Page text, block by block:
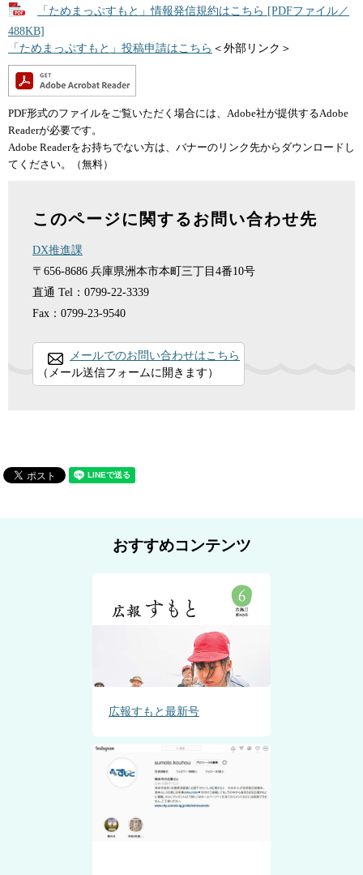
「ためまっぷすもと」情報発信規約はこちら [PDFファイル／
488KB]
「ためまっぷすもと」投稿申請はこちら ＜外部リンク＞
PDF形式のファイルをご覧いただく場合には、Adobe社が提供するAdobe
Readerが必要です。
Adobe Readerをお持ちでない方は、バナーのリンク先からダウンロードし
てください。（無料）
このページに関するお問い合わせ先
DX推進課
〒656-8686 兵庫県洲本市本町三丁目4番10号
直通 Tel：0799-22-3339
Fax：0799-23-9540
メールでのお問い合わせはこちら
（メール送信フォームに開きます）
おすすめコンテンツ
広報すもと最新号